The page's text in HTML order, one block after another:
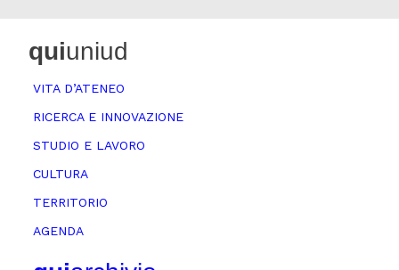
quiuniud
VITA D’ATENEO
RICERCA E INNOVAZIONE
STUDIO E LAVORO
CULTURA
TERRITORIO
AGENDA